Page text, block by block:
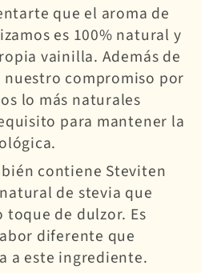
que el aroma de
es 100% natural y
vainilla. Además de
compromiso por
lo más naturales
para mantener la
contiene Steviten
de stevia que
de dulzor. Es
diferente que
a este ingrediente.